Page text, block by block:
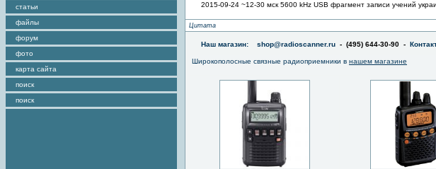
статьи
файлы
форум
фото
карта сайта
поиск
поиск
2015-09-24 ~12-30 мск 5600 kHz USB фрагмент записи учений
Цитата
Наш магазин: shop@radioscanner.ru - (495) 644-30-90 -
Широкополосные связные радиоприемники в нашем магазине